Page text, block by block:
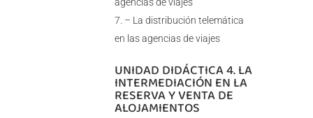
agencias de viajes
– La distribución telemática
en las agencias de viajes
UNIDAD DIDÁCTICA 4. LA
INTERMEDIACIÓN EN LA
RESERVA Y VENTA DE
ALOJAMIENTOS